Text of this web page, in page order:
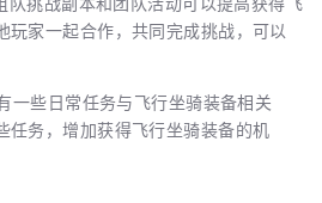
玩家一起合作，共同完成挑战，可以
一些日常任务与飞行坐骑装备相关
任务，增加获得飞行坐骑装备的机